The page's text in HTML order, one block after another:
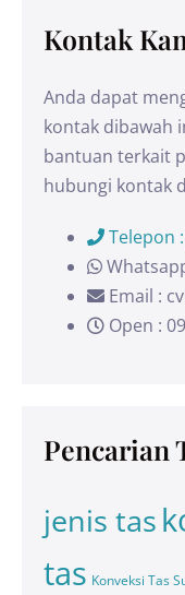
Kontak
Anda dapat
kontak dibawah
bantuan terkait
hubungi kontak
Telepon
Email :
Open :
Pencarian
jenis tas
tas Konveksi Tas